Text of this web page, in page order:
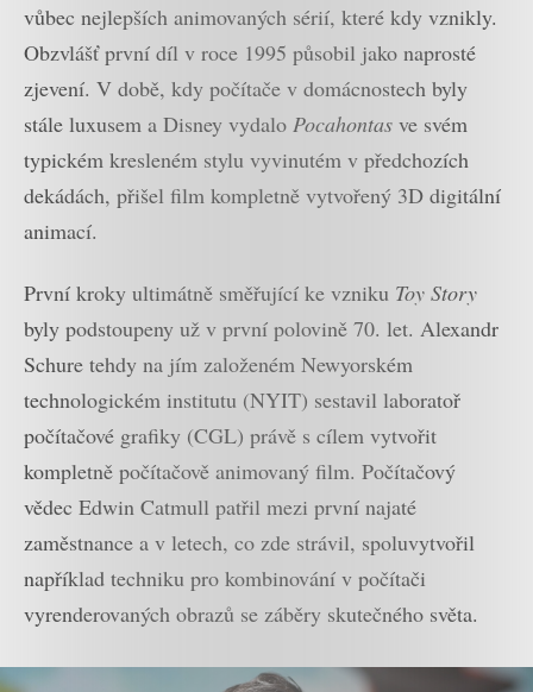
vůbec nejlepších animovaných sérií, které kdy vznikly.
Obzvlášť první díl v roce 1995 působil jako naprosté
zjevení. V době, kdy počítače v domácnostech byly
stále luxusem a Disney vydalo Pocahontas ve svém
typickém kresleném stylu vyvinutém v předchozích
dekádách, přišel film kompletně vytvořený 3D digitální
animací.
První kroky ultimátně směřující ke vzniku Toy Story
byly podstoupeny už v první polovině 70. let. Alexandr
Schure tehdy na jím založeném Newyorském
technologickém institutu (NYIT) sestavil laboratoř
počítačové grafiky (CGL) právě s cílem vytvořit
kompletně počítačově animovaný film. Počítačový
vědec Edwin Catmull patřil mezi první najaté
zaměstnance a v letech, co zde strávil, spoluvytvořil
například techniku pro kombinování v počítači
vyrenderovaných obrazů se záběry skutečného světa.